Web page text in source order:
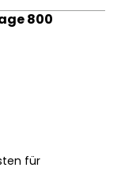
800
für